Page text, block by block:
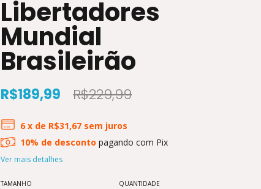
Libertadores
Mundial
Brasileirão
R$189,99 R$229,99
6 x de R$31,67 sem juros
10% de desconto pagando com Pix
Ver mais detalhes
TAMANHO QUANTIDADE